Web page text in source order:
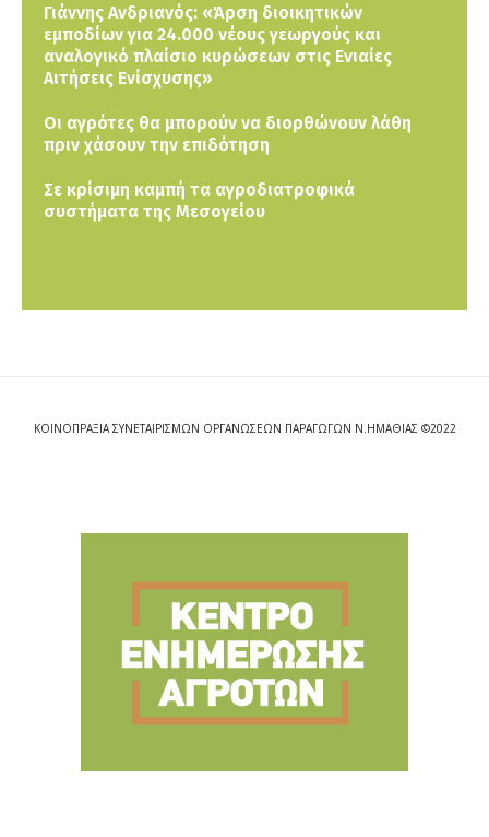
Γιάννης Ανδριανός: «Άρση διοικητικών
εμποδίων για 24.000 νέους γεωργούς και
αναλογικό πλαίσιο κυρώσεων στις Ενιαίες
Αιτήσεις Ενίσχυσης»
Οι αγρότες θα μπορούν να διορθώνουν λάθη
πριν χάσουν την επιδότηση
Σε κρίσιμη καμπή τα αγροδιατροφικά
συστήματα της Μεσογείου
ΚΟΙΝΟΠΡΑΞΙΑ ΣΥΝΕΤΑΙΡΙΣΜΩΝ ΟΡΓΑΝΩΣΕΩΝ ΠΑΡΑΓΩΓΩΝ Ν.ΗΜΑΘΙΑΣ ©2022